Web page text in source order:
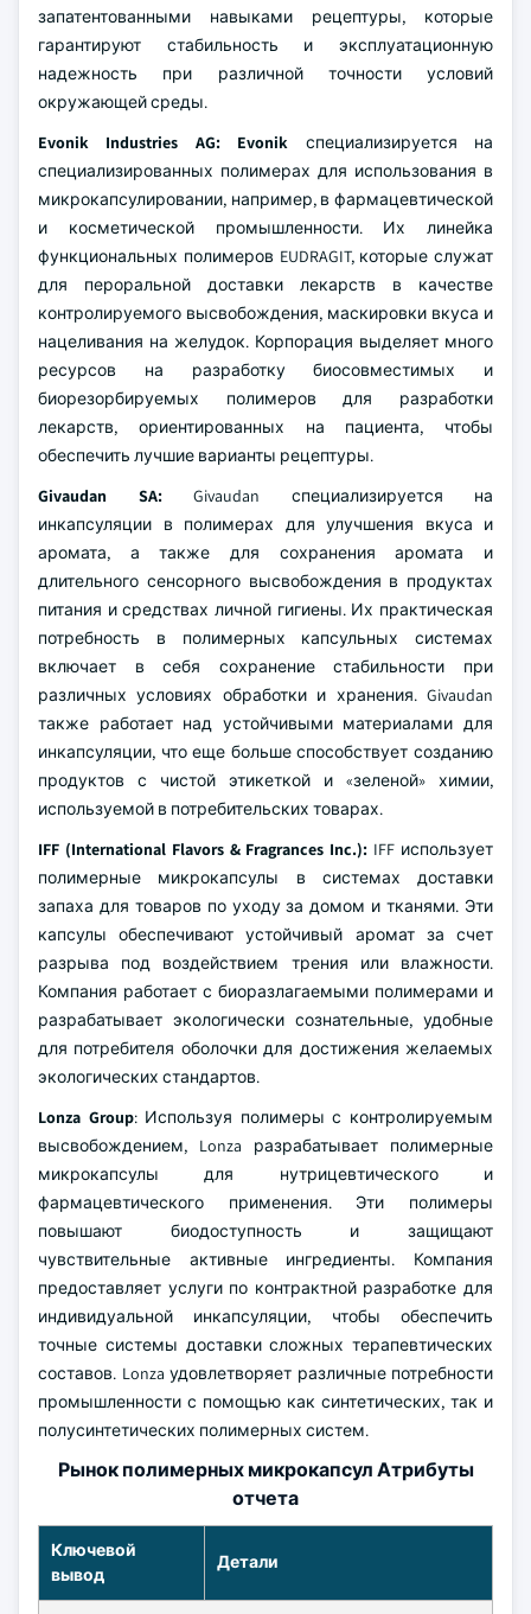
запатентованными навыками рецептуры, которые
гарантируют стабильность и эксплуатационную
надежность при различной точности условий
окружающей среды.
Evonik Industries AG: Evonik специализируется на
специализированных полимерах для использования в
микрокапсулировании, например, в фармацевтической
и косметической промышленности. Их линейка
функциональных полимеров EUDRAGIT, которые служат
для пероральной доставки лекарств в качестве
контролируемого высвобождения, маскировки вкуса и
нацеливания на желудок. Корпорация выделяет много
ресурсов на разработку биосовместимых и
биорезорбируемых полимеров для разработки
лекарств, ориентированных на пациента, чтобы
обеспечить лучшие варианты рецептуры.
Givaudan SA:Givaudan специализируется на
инкапсуляции в полимерах для улучшения вкуса и
аромата, а также для сохранения аромата и
длительного сенсорного высвобождения в продуктах
питания и средствах личной гигиены. Их практическая
потребность в полимерных капсульных системах
включает в себя сохранение стабильности при
различных условиях обработки и хранения. Givaudan
также работает над устойчивыми материалами для
инкапсуляции, что еще больше способствует созданию
продуктов с чистой этикеткой и «зеленой» химии,
используемой в потребительских товарах.
IFF (International Flavors & Fragrances Inc.): IFF использует
полимерные микрокапсулы в системах доставки
запаха для товаров по уходу за домом и тканями. Эти
капсулы обеспечивают устойчивый аромат за счет
разрыва под воздействием трения или влажности.
Компания работает с биоразлагаемыми полимерами и
разрабатывает экологически сознательные, удобные
для потребителя оболочки для достижения желаемых
экологических стандартов.
Lonza Group: Используя полимеры с контролируемым
высвобождением, Lonza разрабатывает полимерные
микрокапсулы для нутрицевтического и
фармацевтического применения. Эти полимеры
повышают биодоступность и защищают
чувствительные активные ингредиенты. Компания
предоставляет услуги по контрактной разработке для
индивидуальной инкапсуляции, чтобы обеспечить
точные системы доставки сложных терапевтических
составов. Lonza удовлетворяет различные потребности
промышленности с помощью как синтетических, так и
полусинтетических полимерных систем.
Рынок полимерных микрокапсул Атрибуты
отчета
Ключевой
вывод
Детали